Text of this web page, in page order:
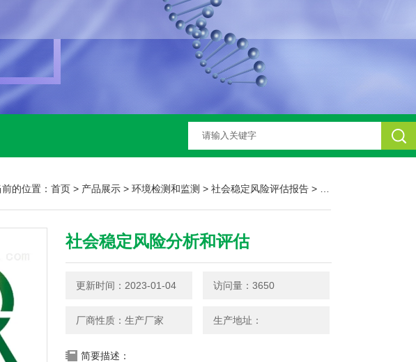
的位置： 首页 > 产品展示 > 环境检测和监测 > 社会稳定风险评估报告 > 社会稳定风险分析和评估
社会稳定风险分析和评估
更新时间：2023-01-04 访问量：3650
厂商性质：生产厂家 生产地址：
简要描述：